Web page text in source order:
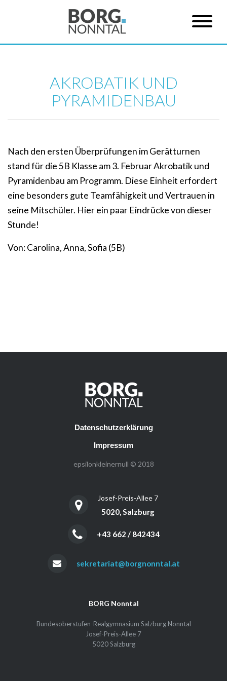
AKROBATIK UND
PYRAMIDENBAU
Nach den ersten Überprüfungen im Gerätturnen
stand für die 5B Klasse am 3. Februar Akrobatik und
Pyramidenbau am Programm. Diese Einheit erfordert
eine besonders gute Teamfähigkeit und Vertrauen in
seine Mitschüler. Hier ein paar Eindrücke von dieser
Stunde!
Von: Carolina, Anna, Sofia (5B)
Datenschutzerklärung
Impressum
epsilonkleinernull © 2018
Josef-Preis-Allee 7
5020, Salzburg
+43 662 / 842434
sekretariat@borgnonntal.at
BORG Nonntal
Bundesoberstufen-Realgymnasium Salzburg Nonntal
Josef-Preis-Allee 7
5020 Salzburg